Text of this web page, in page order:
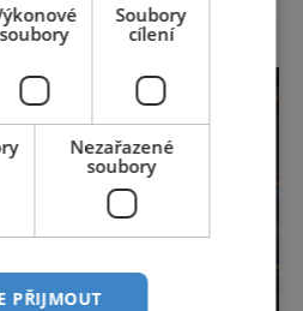
ani pravou kolonádu.
mnoho lidí si jí
vlastně neříká.
soubory
Soubory
cílení
Nezařazené
soubory
PŘIJMOUT